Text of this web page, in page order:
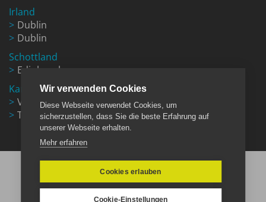
Irland
Dublin
Dublin
Schottland
Edinburgh
Kanada
Vancouver
Toronto
Wir verwenden Cookies
Diese Webseite verwendet Cookies, um
sicherzustellen, dass Sie die beste Erfahrung auf
unserer Webseite erhalten.
Mehr erfahren
Cookies erlauben
Cookie-Einstellungen